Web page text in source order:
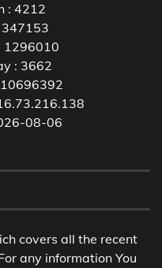
: 4212
347153
1296010
: 3662
08-06
covers all the recent
any information You